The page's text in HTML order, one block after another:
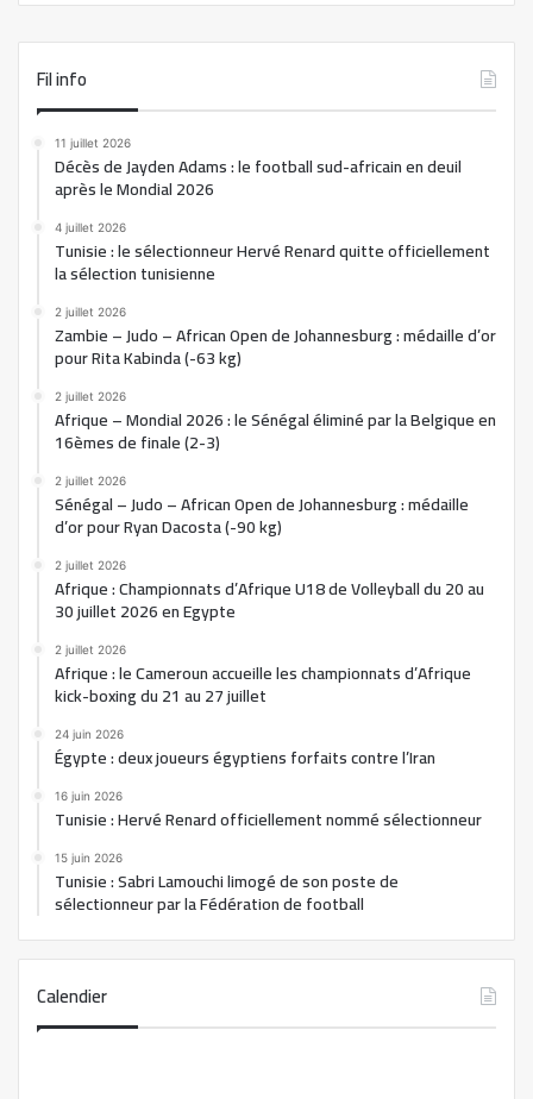
Fil info
11 juillet 2026
Décès de Jayden Adams : le football sud-africain en deuil
après le Mondial 2026
4 juillet 2026
Tunisie : le sélectionneur Hervé Renard quitte officiellement
la sélection tunisienne
2 juillet 2026
Zambie – Judo – African Open de Johannesburg : médaille d’or
pour Rita Kabinda (-63 kg)
2 juillet 2026
Afrique – Mondial 2026 : le Sénégal éliminé par la Belgique en
16èmes de finale (2-3)
2 juillet 2026
Sénégal – Judo – African Open de Johannesburg : médaille
d’or pour Ryan Dacosta (-90 kg)
2 juillet 2026
Afrique : Championnats d’Afrique U18 de Volleyball du 20 au
30 juillet 2026 en Egypte
2 juillet 2026
Afrique : le Cameroun accueille les championnats d’Afrique
kick-boxing du 21 au 27 juillet
24 juin 2026
Égypte : deux joueurs égyptiens forfaits contre l’Iran
16 juin 2026
Tunisie : Hervé Renard officiellement nommé sélectionneur
15 juin 2026
Tunisie : Sabri Lamouchi limogé de son poste de
sélectionneur par la Fédération de football
Calendier